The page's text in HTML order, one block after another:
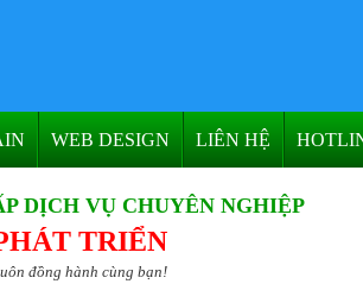
WEB DESIGN LIÊN HỆ
DỊCH VỤ CHUYÊN NGHIỆP
TRIỂN
đồng hành cùng bạn!